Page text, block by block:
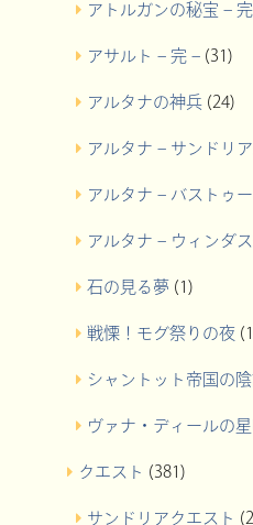
アトルガンの秘宝 –
アサルト – 完 –(31)
アルタナの神兵(24)
アルタナ – サンドリ
アルタナ – バストゥ
アルタナ – ウィンダ
石の見る夢 (1)
戦慄！モグ祭りの夜
シャントット帝国の
ヴァナ・ディールの
クエスト (381)
サンドリアクエスト